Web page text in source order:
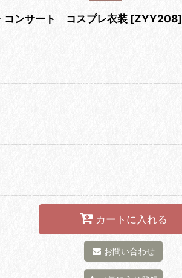
ンサート コスプレ衣装 [ZYY208]
カートに入れる
お問い合わせ